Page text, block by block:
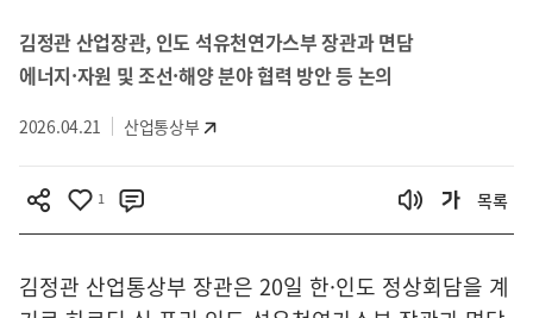
김정관 산업장관, 인도 석유천연가스부 장관과 면담
에너지·자원 및 조선·해양 분야 협력 방안 등 논의
2026.04.21 산업통상부
1 목록
김정관 산업통상부 장관은 20일 한·인도 정상회담을 계